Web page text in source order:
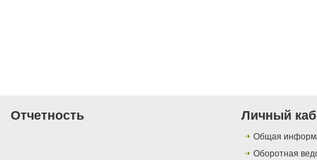
Отчетность Личный
Общая
Оборотная